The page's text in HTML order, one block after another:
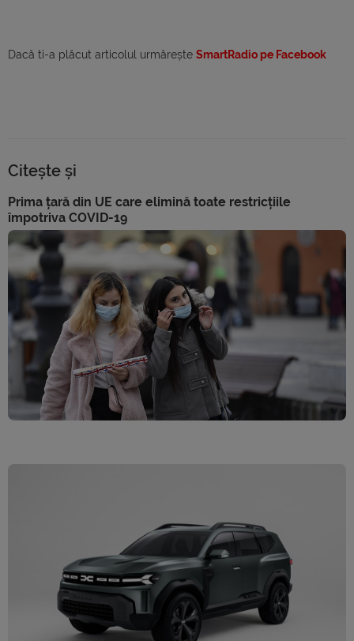
Dacă ti-a plăcut articolul urmărește SmartRadio pe Facebook
Citește și
Prima țară din UE care elimină toate restricțiile
împotriva COVID-19